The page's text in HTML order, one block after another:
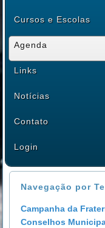
Cursos e Escolas
Agenda
Links
Notícias
Contato
Login
Navegação por
Campanha da
Conselhos